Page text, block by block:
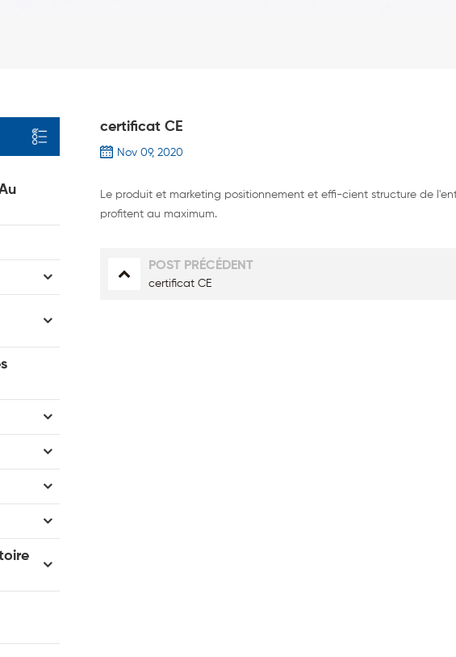
certificat CE
Nov 09, 2020
Le produit et marketing positionnement et effi-cient structure de
profitent au maximum.
POST PRÉCÉDENT
certificat CE